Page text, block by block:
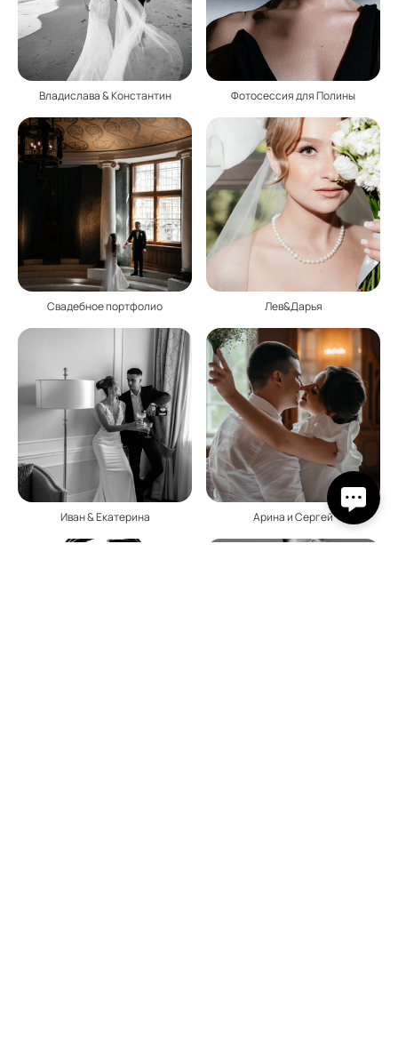
Владислава & Константин Фотосессия для Полины
Свадебное портфолио Лев&Дарья
Иван & Екатерина Арина и Сергей